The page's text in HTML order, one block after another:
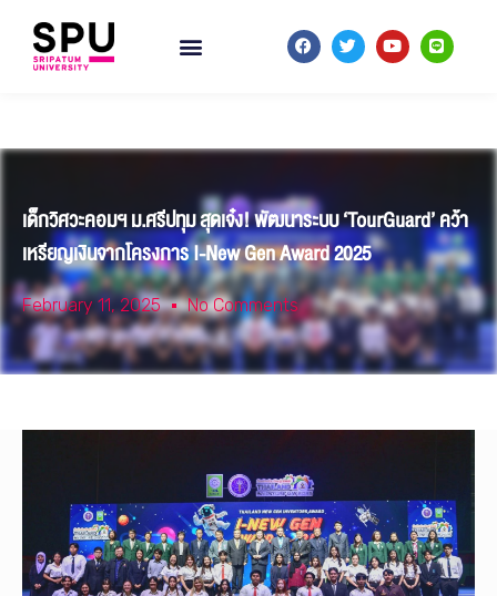
เด็กวิศวะคอมฯ ม.ศรีปทุม สุดเจ๋ง! พัฒนาระบบ ‘TourGuard’ คว้า
เหรียญเงินจากโครงการ I-New Gen Award 2025
February 11, 2025 No Comments